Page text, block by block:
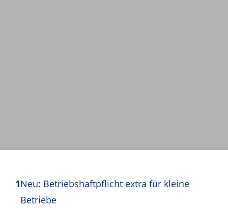
1Neu: Betriebshaft­pflicht extra für kleine
Betriebe